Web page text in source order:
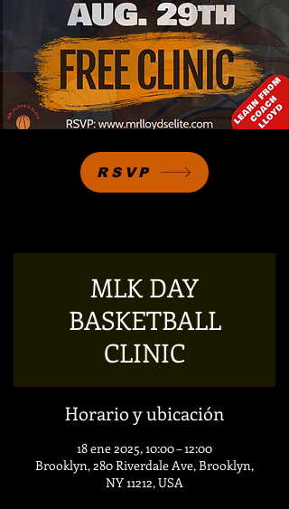
RSVP
MLK DAY
BASKETBALL
CLINIC
Horario y ubicación
18 ene 2025, 10:00 – 12:00
Brooklyn, 280 Riverdale Ave, Brooklyn,
NY 11212, USA